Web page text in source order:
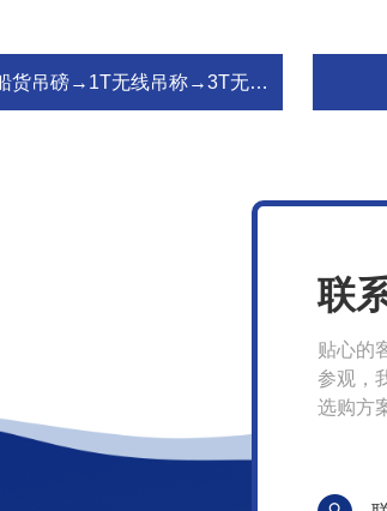
称→3T无线吊挂称→5T无线钩头称→10T无线吊钩称
联
贴心的
参观，
选购方